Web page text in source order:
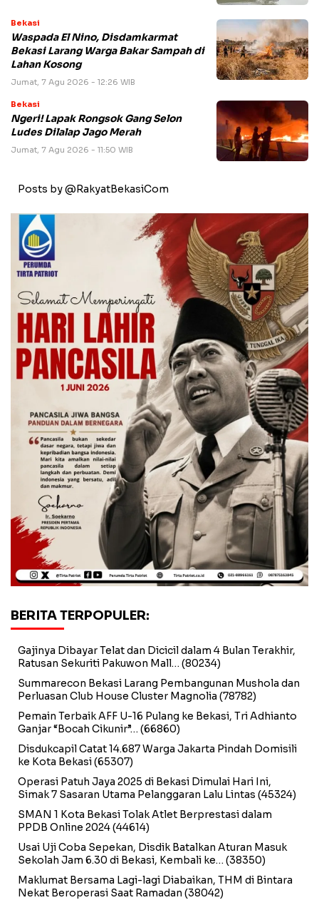
Bekasi
Waspada El Nino, Disdamkarmat
Bekasi Larang Warga Bakar Sampah di
Lahan Kosong
Jumat, 7 Agu 2026 - 12:26 WIB
Bekasi
Ngeri! Lapak Rongsok Gang Selon
Ludes Dilalap Jago Merah
Jumat, 7 Agu 2026 - 11:50 WIB
Posts by @RakyatBekasiCom
BERITA TERPOPULER:
Gajinya Dibayar Telat dan Dicicil dalam 4 Bulan Terakhir,
Ratusan Sekuriti Pakuwon Mall… (80234)
Summarecon Bekasi Larang Pembangunan Mushola dan
Perluasan Club House Cluster Magnolia (78782)
Pemain Terbaik AFF U-16 Pulang ke Bekasi, Tri Adhianto
Ganjar “Bocah Cikunir”… (66860)
Disdukcapil Catat 14.687 Warga Jakarta Pindah Domisili
ke Kota Bekasi(65307)
Operasi Patuh Jaya 2025 di Bekasi Dimulai Hari Ini,
Simak 7 Sasaran Utama Pelanggaran Lalu Lintas (45324)
SMAN 1 Kota Bekasi Tolak Atlet Berprestasi dalam
PPDB Online 2024(44614)
Usai Uji Coba Sepekan, Disdik Batalkan Aturan Masuk
Sekolah Jam 6.30 di Bekasi, Kembali ke… (38350)
Maklumat Bersama Lagi-lagi Diabaikan, THM di Bintara
Nekat Beroperasi Saat Ramadan (38042)